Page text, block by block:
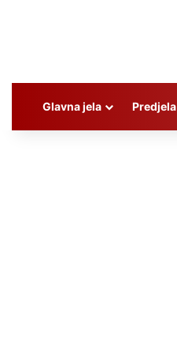
Glavna jela Predjela